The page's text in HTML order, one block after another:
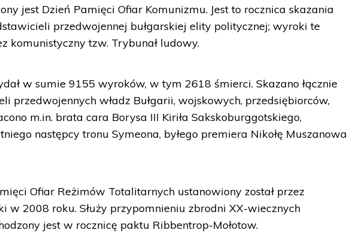
jest Dzień Pamięci Ofiar Komunizmu. Jest to rocznica skazania
przedwojennej bułgarskiej elity politycznej; wyroki te
komunistyczny tzw. Trybunał ludowy.
w sumie 9155 wyroków, w tym 2618 śmierci. Skazano łącznie
przedwojennych władz Bułgarii, wojskowych, przedsiębiorców,
m.in. brata cara Borysa III Kiriła Sakskoburggotskiego,
następcy tronu Symeona, byłego premiera Nikołę Muszanowa
Ofiar Reżimów Totalitarnych ustanowiony został przez
w 2008 roku. Służy przypomnieniu zbrodni XX-wiecznych
jest w rocznicę paktu Ribbentrop-Mołotow.